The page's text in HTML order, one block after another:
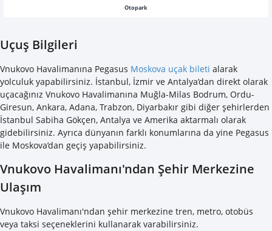
Otopark
Uçuş Bilgileri
Vnukovo Havalimanına Pegasus Moskova uçak bileti alarak
yolculuk yapabilirsiniz. İstanbul, İzmir ve Antalya’dan direkt olarak
uçacağınız Vnukovo Havalimanına Muğla-Milas Bodrum, Ordu-
Giresun, Ankara, Adana, Trabzon, Diyarbakır gibi diğer şehirlerden
İstanbul Sabiha Gökçen, Antalya ve Amerika aktarmalı olarak
gidebilirsiniz. Ayrıca dünyanın farklı konumlarına da yine Pegasus
ile Moskova’dan geçiş yapabilirsiniz.
Vnukovo Havalimanı'ndan Şehir Merkezine
Ulaşım
Vnukovo Havalimanı'ndan şehir merkezine tren, metro, otobüs
veya taksi seçeneklerini kullanarak varabilirsiniz.